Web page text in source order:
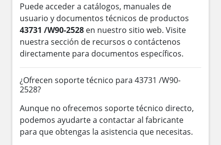
Puede acceder a catálogos, manuales de
usuario y documentos técnicos de productos
43731 /W90-2528 en nuestro sitio web. Visite
nuestra sección de recursos o contáctenos
directamente para documentos específicos.
¿Ofrecen soporte técnico para 43731 /W90-
2528?
Aunque no ofrecemos soporte técnico directo,
podemos ayudarte a contactar al fabricante
para que obtengas la asistencia que necesitas.